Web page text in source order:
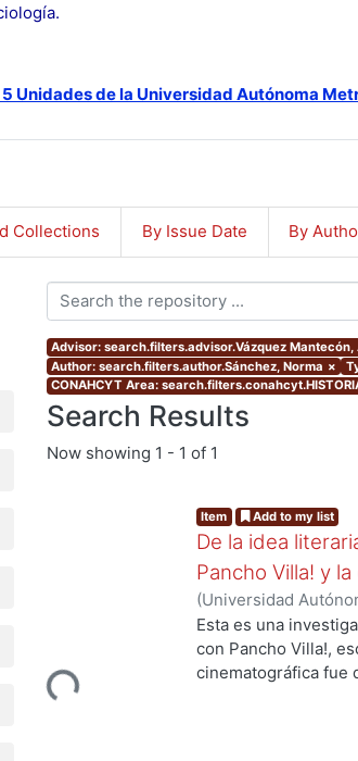
Unidades de la Universidad Autónoma
Collections By Issue Date By
Advisor: search.filters.advisor.Vázquez Mantecón,
Author: search.filters.author.Sánchez, Norma ×
CONAHCYT Area:
Search Results
Now showing 1 - 1 of 1
Loading...
Item Add to my list
De la idea
Pancho Villa! y
(Universidad
de Servicios de
Esta es una
con Pancho Villa!,
cinematográfica fue